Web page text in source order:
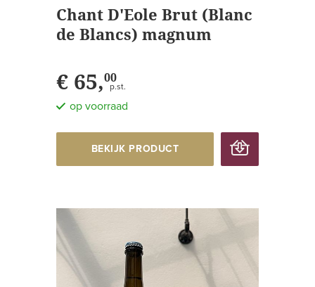
Chant D'Eole Brut (Blanc
de Blancs) magnum
€ 65,00
p.st.
op voorraad
BEKIJK PRODUCT